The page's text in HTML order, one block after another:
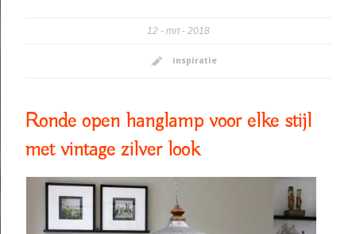
12 mrt 2018
inspiratie
Ronde open hanglamp voor elke stijl
met vintage zilver look